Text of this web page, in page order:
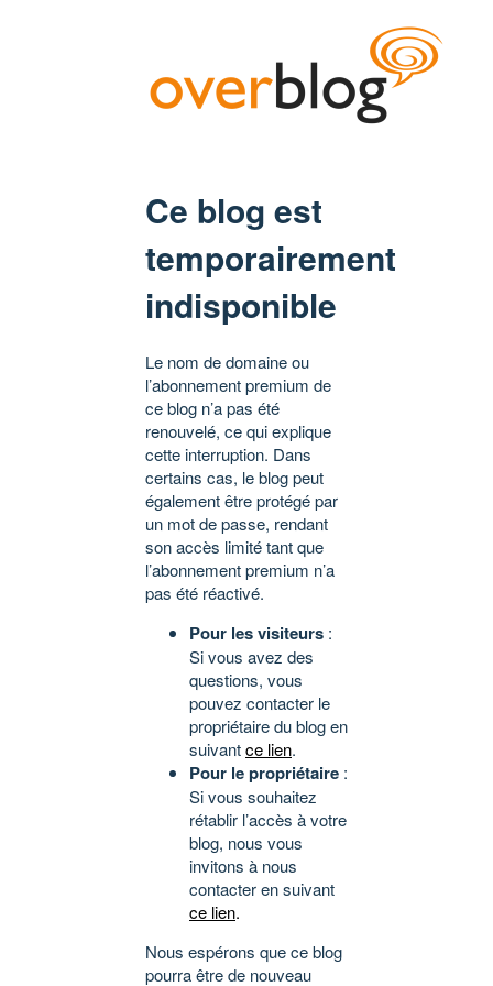
Ce blog est
temporairement
indisponible
Le nom de domaine ou
l’abonnement premium de
ce blog n’a pas été
renouvelé, ce qui explique
cette interruption. Dans
certains cas, le blog peut
également être protégé par
un mot de passe, rendant
son accès limité tant que
l’abonnement premium n’a
pas été réactivé.
Pour les visiteurs :
Si vous avez des
questions, vous
pouvez contacter le
propriétaire du blog en
suivantce lien.
Pour le propriétaire :
Si vous souhaitez
rétablir l’accès à votre
blog, nous vous
invitons à nous
contacter en suivant
ce lien.
Nous espérons que ce blog
pourra être de nouveau